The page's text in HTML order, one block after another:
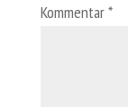
Kommentar*